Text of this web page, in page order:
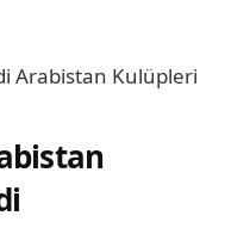
Arabistan Kulüpleri